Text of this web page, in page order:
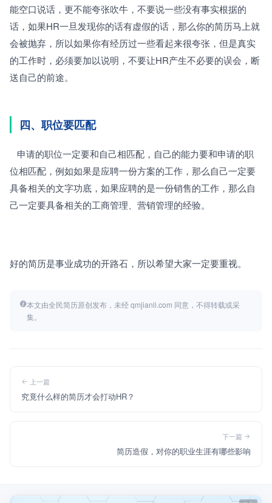
能空口说话，更不能夸张吹牛，不要说一些没有事实根据的
话，如果HR一旦发现你的话有虚假的话，那么你的简历马上就
会被抛弃，所以如果你有经历过一些看起来很夸张，但是真实
的工作时，必须要加以说明，不要让HR产生不必要的误会，断
送自己的前途。
四、职位要匹配
位相匹配，例如如果是应聘一份方案的工作，那么自己一定要
具备相关的文字功底，如果应聘的是一份销售的工作，那么自
己一定要具备相关的工商管理、营销管理的经验。
好的简历是事业成功的开路石，所以希望大家一定要重视。
本文由全民简历原创发布，未经 qmjianli.com 同意，不得转载或采
集。
上一篇
究竟什么样的简历才会打动HR？
下一篇
简历造假，对你的职业生涯有哪些影响